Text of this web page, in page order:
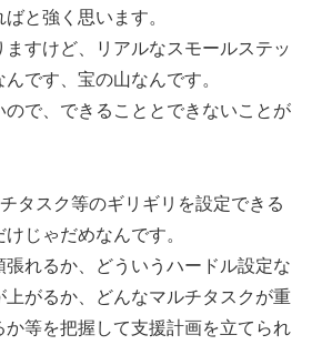
と強く思います。
すけど、リアルなスモールステッ
です、宝の山なんです。
ので、できることとできないことが
タスク等のギリギリを設定できる
じゃだめなんです。
張れるか、どういうハードル設定な
上がるか、どんなマルチタスクが重
か等を把握して支援計画を立てられ